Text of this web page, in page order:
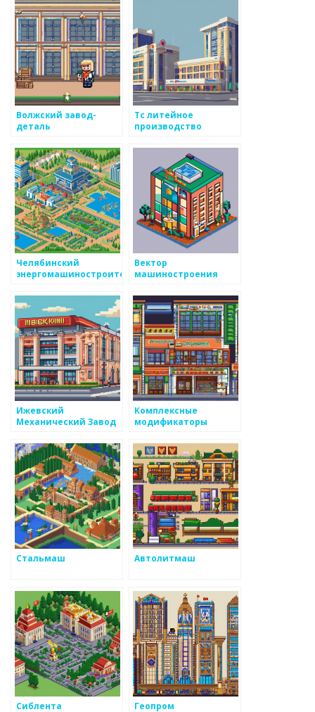
Волжский завод-
деталь
Тс литейное
производство
Челябинский
энергомашиностроительный
Вектор
машиностроения
Ижевский
Механический Завод
Комплексные
модификаторы
Стальмаш Автолитмаш
Сиблента Геопром